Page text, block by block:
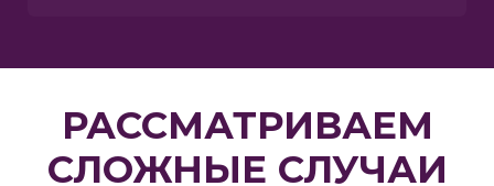
РАССМАТРИВАЕМ
СЛОЖНЫЕ СЛУЧАИ